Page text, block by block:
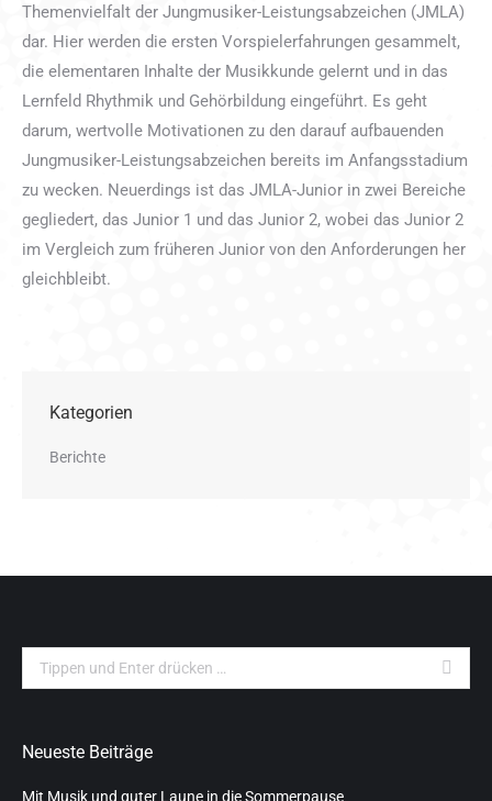
Themenvielfalt der Jungmusiker-Leistungsabzeichen (JMLA)
dar. Hier werden die ersten Vorspielerfahrungen gesammelt,
die elementaren Inhalte der Musikkunde gelernt und in das
Lernfeld Rhythmik und Gehörbildung eingeführt. Es geht
darum, wertvolle Motivationen zu den darauf aufbauenden
Jungmusiker-Leistungsabzeichen bereits im Anfangsstadium
zu wecken. Neuerdings ist das JMLA-Junior in zwei Bereiche
gegliedert, das Junior 1 und das Junior 2, wobei das Junior 2
im Vergleich zum früheren Junior von den Anforderungen her
gleichbleibt.
Kategorien
Berichte
Search:
Neueste Beiträge
Mit Musik und guter Laune in die Sommerpause